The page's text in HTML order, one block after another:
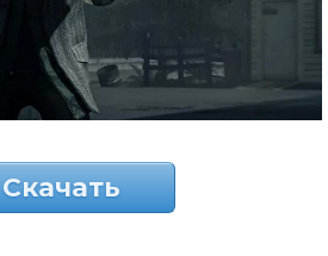
Скачать